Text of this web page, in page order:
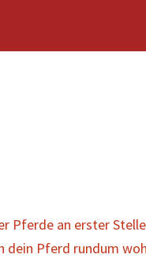
Pferde an erster
dein Pferd rundum